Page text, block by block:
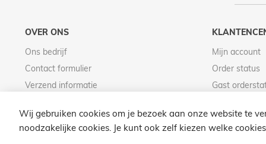
OVER ONS
Ons bedrijf
Contact formulier
Verzend informatie
Mijn account
Order status
Gast
Wij gebruiken cookies om je bezoek aan onze website te
noodzakelijke cookies. Je kunt ook zelf kiezen welke